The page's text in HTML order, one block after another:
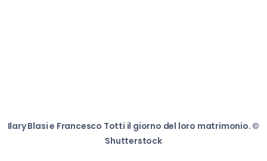
Ilary Blasi e Francesco Totti il giorno del loro matrimonio. ©
Shutterstock